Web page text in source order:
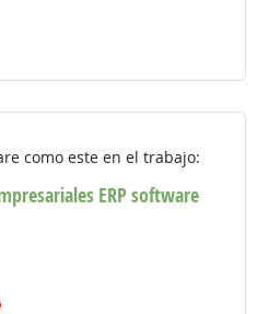
como este en el trabajo:
ERP software